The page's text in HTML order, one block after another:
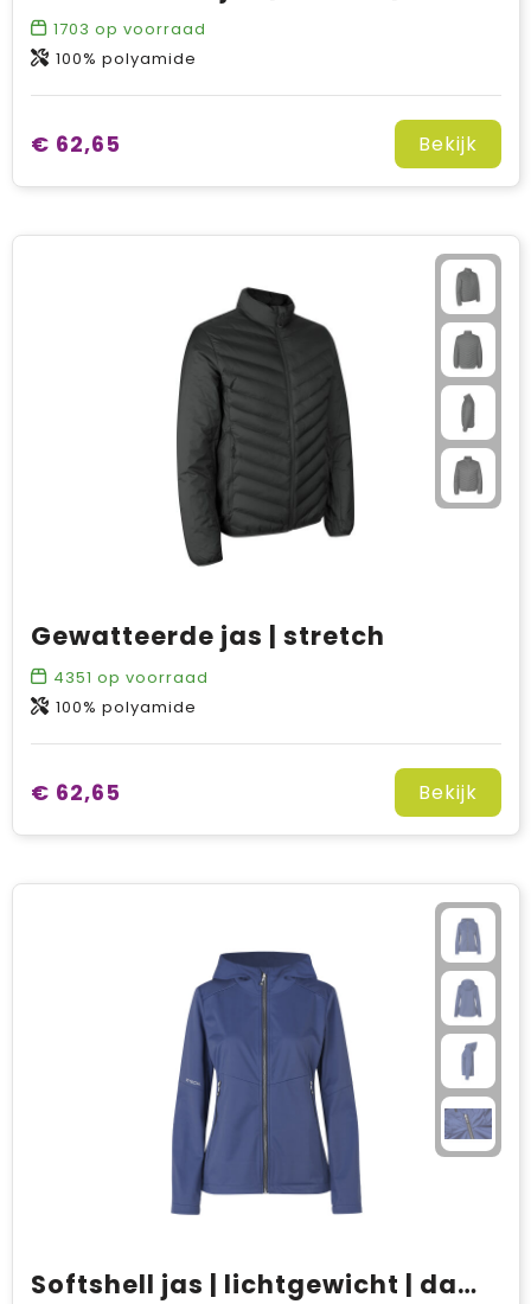
1703 op voorraad
100% polyamide
€ 62,65 Bekijk
Gewatteerde jas | stretch
4351 op voorraad
100% polyamide
€ 62,65 Bekijk
Softshell jas | lichtgewicht | dames